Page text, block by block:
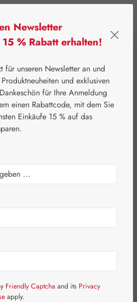
Coenzym Q-10
Q-10 60
Kapseln
Newsletter
% Rabatt erhalten!
für unseren Newsletter an und
und exklusiven
für Ihre Anmeldung
einen Rabattcode, mit dem Sie
Einkäufe 15 % auf das
Friendly Captcha and its Privacy
apply.